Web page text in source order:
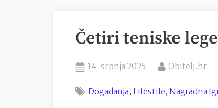
Četiri teniske
Posted
14. srpnja 2025 By
Obitelj.hr
Događanja, Lifestile, Nagradna